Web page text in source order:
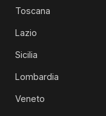
Toscana
Lazio
Sicilia
Lombardia
Veneto